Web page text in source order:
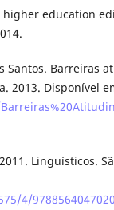
higher education
Santos. Barreiras
2013. Disponível
Linguísticos.
4/